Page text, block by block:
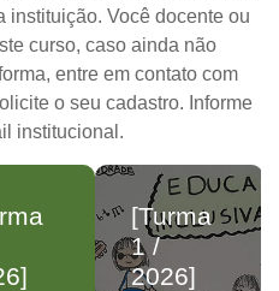
instituição. Você docente ou
curso, caso ainda não
entre em contato com
o seu cadastro. Informe
institucional.
[Turma
1 /
2026]